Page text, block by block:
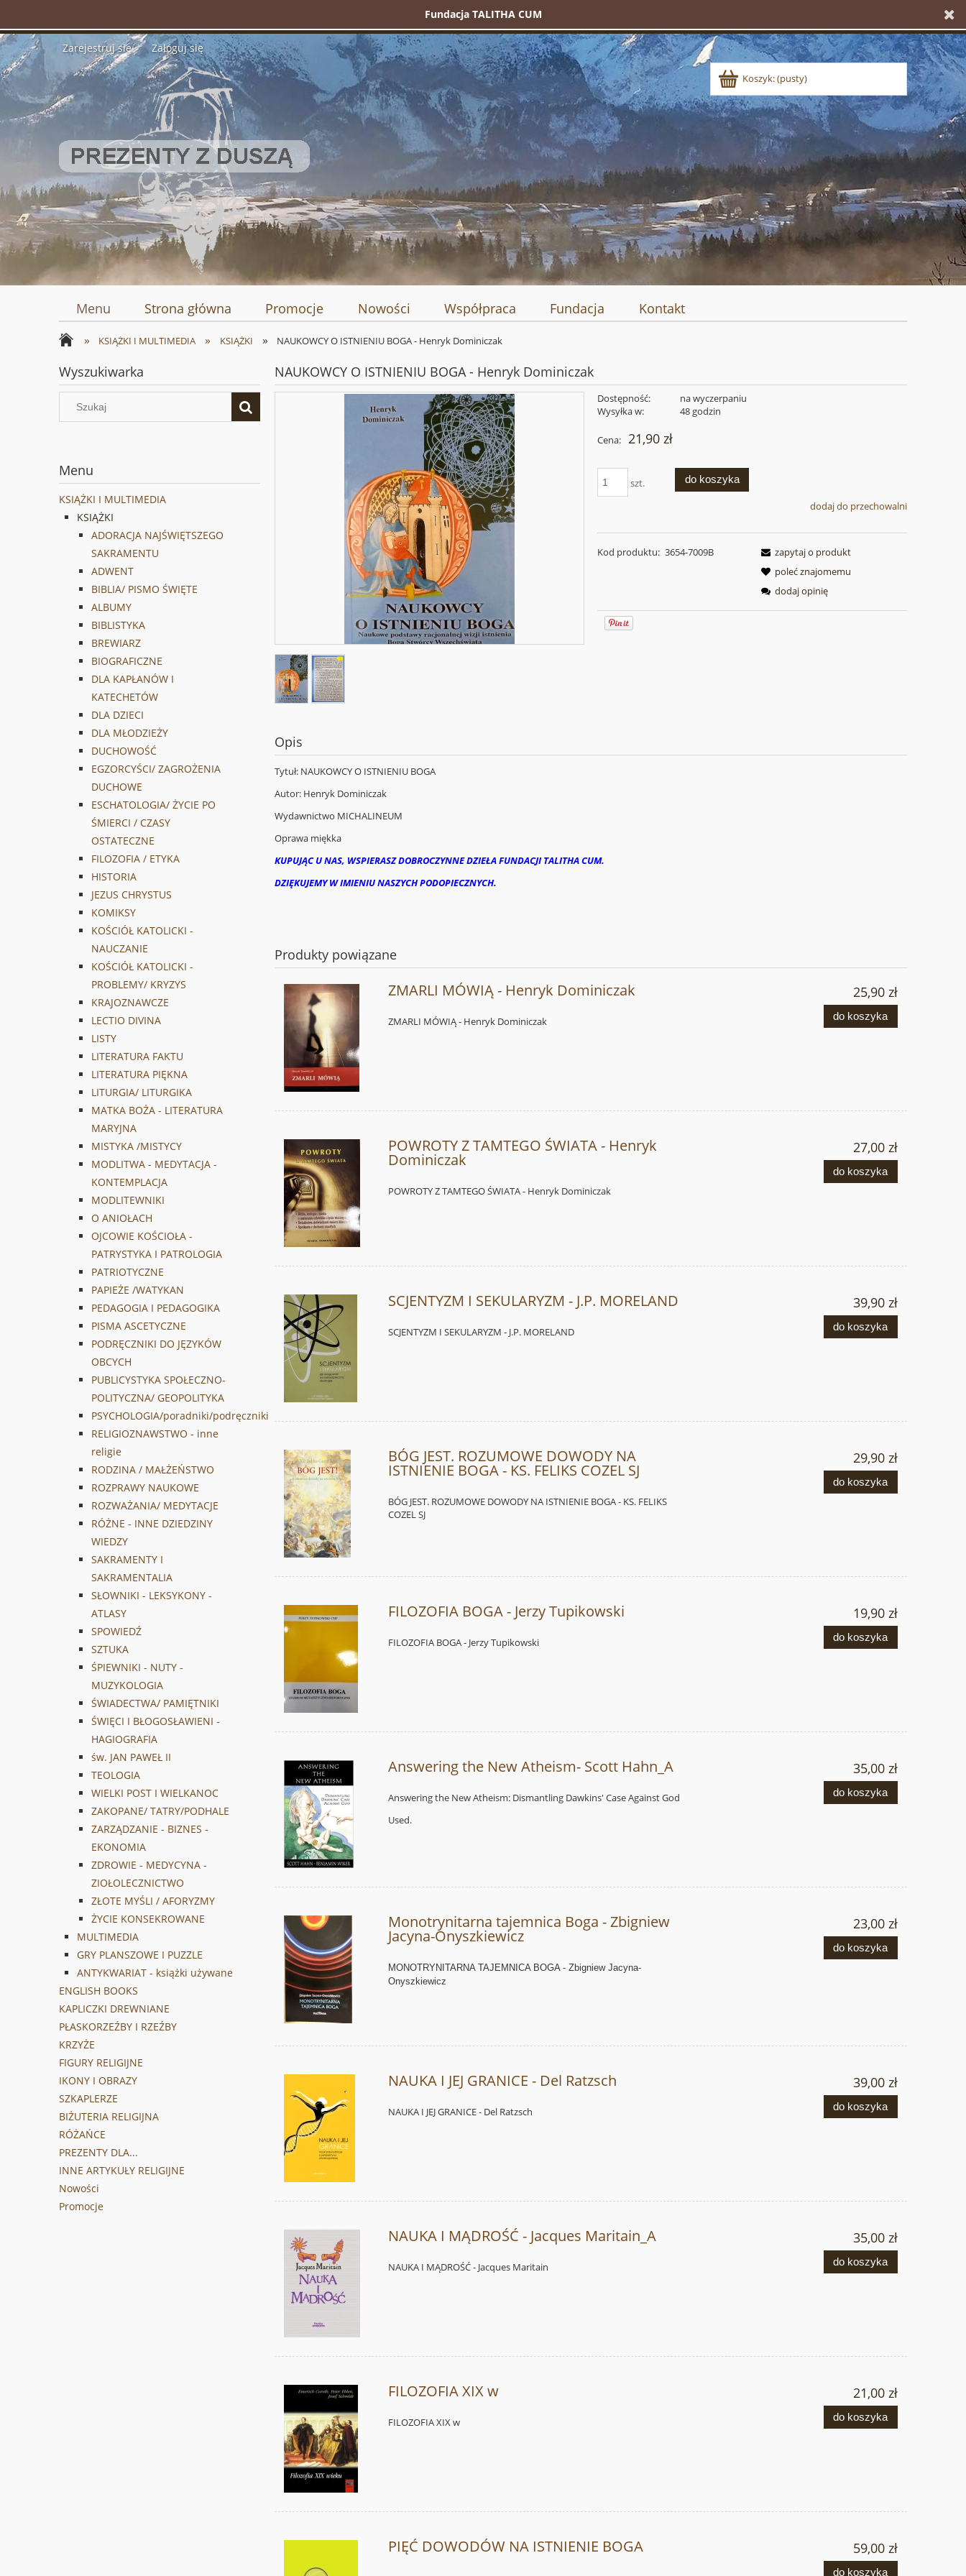
Fundacja TALITHA CUM
Zarejestruj się Zaloguj się
Koszyk:(pusty)
Menu Strona główna Promocje Nowości Współpraca Fundacja Kontakt
» KSIĄŻKI I MULTIMEDIA » KSIĄŻKI » NAUKOWCY O ISTNIENIU BOGA - Henryk Dominiczak
Wyszukiwarka
Menu
KSIĄŻKI I MULTIMEDIA
KSIĄŻKI
ADORACJA NAJŚWIĘTSZEGO
SAKRAMENTU
ADWENT
BIBLIA/ PISMO ŚWIĘTE
ALBUMY
BIBLISTYKA
BREWIARZ
BIOGRAFICZNE
DLA KAPŁANÓW I
KATECHETÓW
DLA DZIECI
DLA MŁODZIEŻY
DUCHOWOŚĆ
EGZORCYŚCI/ ZAGROŻENIA
DUCHOWE
ESCHATOLOGIA/ ŻYCIE PO
ŚMIERCI / CZASY
OSTATECZNE
FILOZOFIA / ETYKA
HISTORIA
JEZUS CHRYSTUS
KOMIKSY
KOŚCIÓŁ KATOLICKI -
NAUCZANIE
KOŚCIÓŁ KATOLICKI -
PROBLEMY/ KRYZYS
KRAJOZNAWCZE
LECTIO DIVINA
LISTY
LITERATURA FAKTU
LITERATURA PIĘKNA
LITURGIA/ LITURGIKA
MATKA BOŻA - LITERATURA
MARYJNA
MISTYKA /MISTYCY
MODLITWA - MEDYTACJA -
KONTEMPLACJA
MODLITEWNIKI
O ANIOŁACH
OJCOWIE KOŚCIOŁA -
PATRYSTYKA I PATROLOGIA
PATRIOTYCZNE
PAPIEŻE /WATYKAN
PEDAGOGIA I PEDAGOGIKA
PISMA ASCETYCZNE
PODRĘCZNIKI DO JĘZYKÓW
OBCYCH
PUBLICYSTYKA SPOŁECZNO-
POLITYCZNA/ GEOPOLITYKA
PSYCHOLOGIA/poradniki/podręczniki
RELIGIOZNAWSTWO - inne
religie
RODZINA / MAŁŻEŃSTWO
ROZPRAWY NAUKOWE
ROZWAŻANIA/ MEDYTACJE
RÓŻNE - INNE DZIEDZINY
WIEDZY
SAKRAMENTY I
SAKRAMENTALIA
SŁOWNIKI - LEKSYKONY -
ATLASY
SPOWIEDŹ
SZTUKA
ŚPIEWNIKI - NUTY -
MUZYKOLOGIA
ŚWIADECTWA/ PAMIĘTNIKI
ŚWIĘCI I BŁOGOSŁAWIENI -
HAGIOGRAFIA
św. JAN PAWEŁ II
TEOLOGIA
WIELKI POST I WIELKANOC
ZAKOPANE/ TATRY/PODHALE
ZARZĄDZANIE - BIZNES -
EKONOMIA
ZDROWIE - MEDYCYNA -
ZIOŁOLECZNICTWO
ZŁOTE MYŚLI / AFORYZMY
ŻYCIE KONSEKROWANE
MULTIMEDIA
GRY PLANSZOWE I PUZZLE
ANTYKWARIAT - książki używane
ENGLISH BOOKS
KAPLICZKI DREWNIANE
PŁASKORZEŹBY I RZEŹBY
KRZYŻE
FIGURY RELIGIJNE
IKONY I OBRAZY
SZKAPLERZE
BIŻUTERIA RELIGIJNA
RÓŻAŃCE
PREZENTY DLA...
INNE ARTYKUŁY RELIGIJNE
Nowości
Promocje
NAUKOWCY O ISTNIENIU BOGA - Henryk Dominiczak
Dostępność:
na wyczerpaniu
Wysyłka w:
48 godzin
Cena: 21,90 zł
szt. do koszyka
dodaj do przechowalni
Kod produktu: 3654-7009B
zapytaj o produkt
poleć znajomemu
dodaj opinię
Opis
Tytuł: NAUKOWCY O ISTNIENIU BOGA
Autor: Henryk Dominiczak
Wydawnictwo MICHALINEUM
Oprawa miękka
KUPUJĄC U NAS, WSPIERASZ DOBROCZYNNE DZIEŁA FUNDACJI TALITHA CUM.
DZIĘKUJEMY W IMIENIU NASZYCH PODOPIECZNYCH.
Produkty powiązane
ZMARLI MÓWIĄ - Henryk Dominiczak
ZMARLI MÓWIĄ - Henryk Dominiczak
25,90 zł
do koszyka
POWROTY Z TAMTEGO ŚWIATA - Henryk
Dominiczak
POWROTY Z TAMTEGO ŚWIATA - Henryk Dominiczak
27,00 zł
do koszyka
SCJENTYZM I SEKULARYZM - J.P. MORELAND
SCJENTYZM I SEKULARYZM - J.P. MORELAND
39,90 zł
do koszyka
BÓG JEST. ROZUMOWE DOWODY NA
ISTNIENIE BOGA - KS. FELIKS COZEL SJ
BÓG JEST. ROZUMOWE DOWODY NA ISTNIENIE BOGA - KS. FELIKS
COZEL SJ
29,90 zł
do koszyka
FILOZOFIA BOGA - Jerzy Tupikowski
FILOZOFIA BOGA - Jerzy Tupikowski
19,90 zł
do koszyka
Answering the New Atheism- Scott Hahn_A
Answering the New Atheism: Dismantling Dawkins' Case Against God
Used.
35,00 zł
do koszyka
Monotrynitarna tajemnica Boga - Zbigniew
Jacyna-Onyszkiewicz
MONOTRYNITARNA TAJEMNICA BOGA - Zbigniew Jacyna-
Onyszkiewicz
23,00 zł
do koszyka
NAUKA I JEJ GRANICE - Del Ratzsch
NAUKA I JEJ GRANICE - Del Ratzsch
39,00 zł
do koszyka
NAUKA I MĄDROŚĆ - Jacques Maritain_A
NAUKA I MĄDROŚĆ - Jacques Maritain
35,00 zł
do koszyka
FILOZOFIA XIX w
FILOZOFIA XIX w
21,00 zł
do koszyka
PIĘĆ DOWODÓW NA ISTNIENIE BOGA 59,00 zł
do koszyka